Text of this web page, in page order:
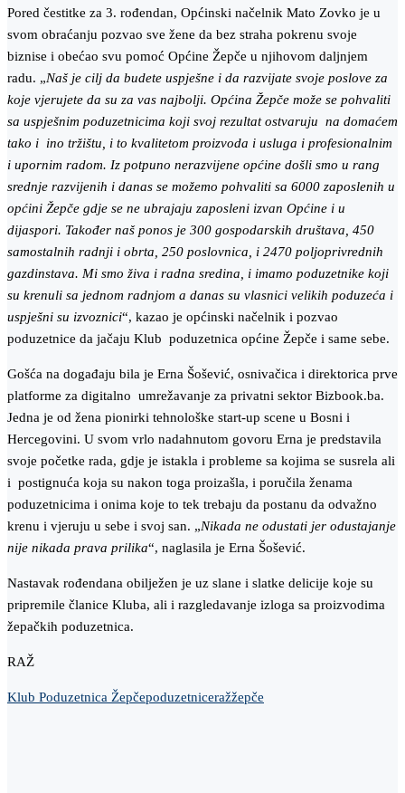
Pored čestitke za 3. rođendan, Općinski načelnik Mato Zovko je u
svom obraćanju pozvao sve žene da bez straha pokrenu svoje
biznise i obećao svu pomoć Općine Žepče u njihovom daljnjem
radu. „Naš je cilj da budete uspješne i da razvijate svoje poslove za
koje vjerujete da su za vas najbolji. Općina Žepče može se pohvaliti
sa uspješnim poduzetnicima koji svoj rezultat ostvaruju na domaćem
tako i ino tržištu, i to kvalitetom proizvoda i usluga i profesionalnim
i upornim radom. Iz potpuno nerazvijene općine došli smo u rang
srednje razvijenih i danas se možemo pohvaliti sa 6000 zaposlenih u
općini Žepče gdje se ne ubrajaju zaposleni izvan Općine i u
dijaspori. Također naš ponos je 300 gospodarskih društava, 450
samostalnih radnji i obrta, 250 poslovnica, i 2470 poljoprivrednih
gazdinstava. Mi smo živa i radna sredina, i imamo poduzetnike koji
su krenuli sa jednom radnjom a danas su vlasnici velikih poduzeća i
uspješni su izvoznici“, kazao je općinski načelnik i pozvao
poduzetnice da jačaju Klub poduzetnica općine Žepče i same sebe.
Gošća na događaju bila je Erna Šošević, osnivačica i direktorica prve
platforme za digitalno umrežavanje za privatni sektor Bizbook.ba.
Jedna je od žena pionirki tehnološke start-up scene u Bosni i
Hercegovini. U svom vrlo nadahnutom govoru Erna je predstavila
svoje početke rada, gdje je istakla i probleme sa kojima se susrela ali
i postignuća koja su nakon toga proizašla, i poručila ženama
poduzetnicima i onima koje to tek trebaju da postanu da odvažno
krenu i vjeruju u sebe i svoj san. „Nikada ne odustati jer odustajanje
nije nikada prava prilika“, naglasila je Erna Šošević.
Nastavak rođendana obilježen je uz slane i slatke delicije koje su
pripremile članice Kluba, ali i razgledavanje izloga sa proizvodima
žepačkih poduzetnica.
RAŽ
Klub Poduzetnica Žepčepoduzetniceražžepče